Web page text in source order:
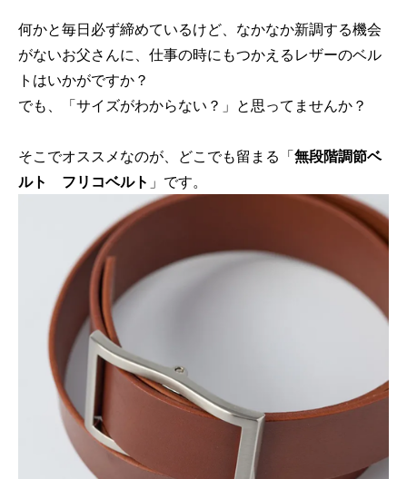
何かと毎日必ず締めているけど、なかなか新調する機会
がないお父さんに、仕事の時にもつかえるレザーのベル
トはいかがですか？
でも、「サイズがわからない？」と思ってませんか？
そこでオススメなのが、どこでも留まる「無段階調節ベ
ルト フリコベルト 」です。